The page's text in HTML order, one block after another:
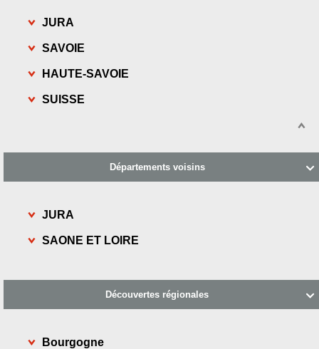
JURA
SAVOIE
HAUTE-SAVOIE
SUISSE

Départements voisins
JURA
SAONE ET LOIRE

Découvertes régionales
Bourgogne